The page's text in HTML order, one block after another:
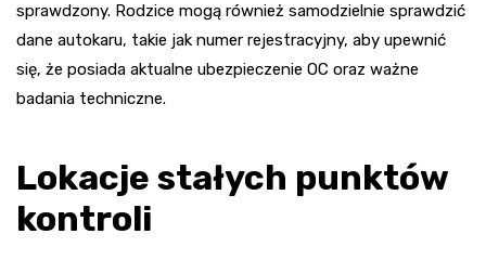
sprawdzony. Rodzice mogą również samodzielnie sprawdzić
dane autokaru, takie jak numer rejestracyjny, aby upewnić
się, że posiada aktualne ubezpieczenie OC oraz ważne
badania techniczne.
Lokacje stałych punktów
kontroli